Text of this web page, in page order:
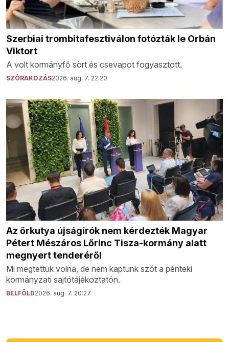
Szerbiai trombitafesztiválon fotózták le Orbán
Viktort
A volt kormányfő sört és csevapot fogyasztott.
SZÓRAKOZÁS2026. aug. 7. 22:20
Az őrkutya újságírók nem kérdezték Magyar
Pétert Mészáros Lőrinc Tisza-kormány alatt
megnyert tenderéről
Mi megtettük volna, de nem kaptunk szót a pénteki
kormányzati sajtótájékoztatón.
BELFÖLD2026. aug. 7. 20:27